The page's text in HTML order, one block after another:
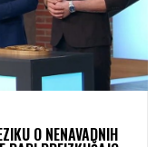
O NENAVADNIH